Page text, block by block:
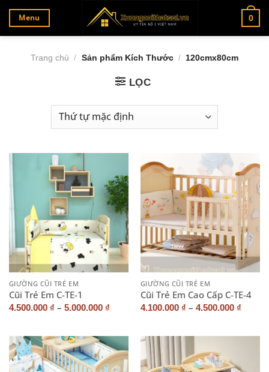
Bỏ
qua
nội
Menu 0
Trang chủ / Sản phẩm Kích Thước / 120cmx80cm
LỌC
GIƯỜNG CŨI TRẺ EM
Cũi Trẻ Em C-TE-1
4.500.000 ₫ – 5.000.000 ₫
GIƯỜNG CŨI TRẺ EM
Cũi Trẻ Em Cao Cấp C-TE-4
4.100.000 ₫ – 4.500.000 ₫